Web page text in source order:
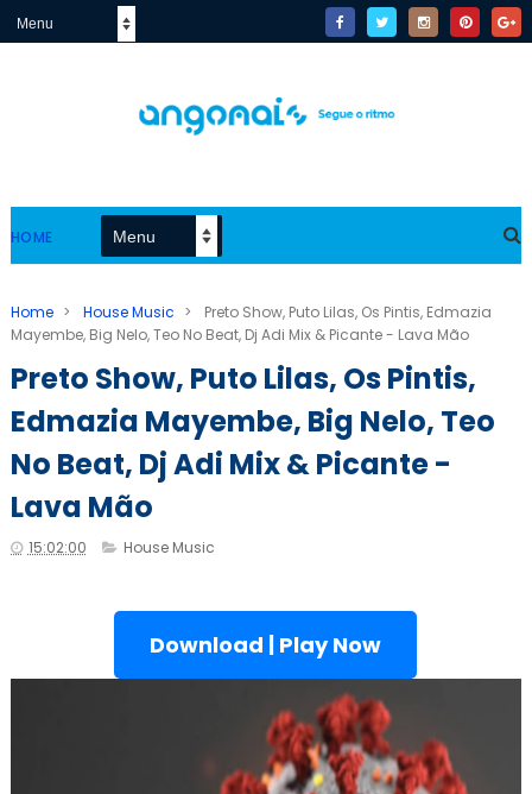
HOME
Home > House Music >
Preto Show, Puto Lilas, Os Pintis, Edmazia
Mayembe, Big Nelo, Teo No Beat, Dj Adi Mix & Picante - Lava Mão
Preto Show, Puto Lilas, Os Pintis,
Edmazia Mayembe, Big Nelo, Teo
No Beat, Dj Adi Mix & Picante -
Lava Mão
15:02:00 House Music
Download | Play Now